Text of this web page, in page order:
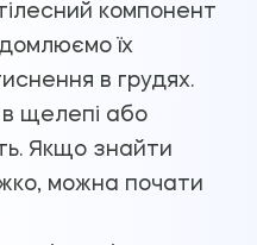
компонент
їх
в грудях.
щелепі або
Якщо знайти
можна почати